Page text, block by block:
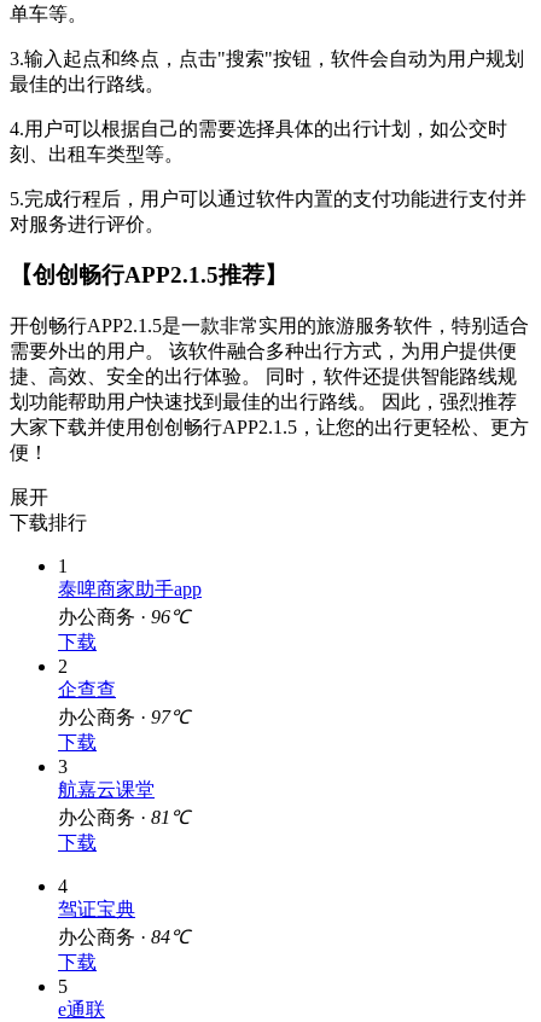
单车等。
3.输入起点和终点，点击"搜索"按钮，软件会自动为用户规划
最佳的出行路线。
4.用户可以根据自己的需要选择具体的出行计划，如公交时
刻、出租车类型等。
5.完成行程后，用户可以通过软件内置的支付功能进行支付并
对服务进行评价。
【创创畅行APP2.1.5推荐】
开创畅行APP2.1.5是一款非常实用的旅游服务软件，特别适合
需要外出的用户。 该软件融合多种出行方式，为用户提供便
捷、高效、安全的出行体验。 同时，软件还提供智能路线规
划功能帮助用户快速找到最佳的出行路线。 因此，强烈推荐
大家下载并使用创创畅行APP2.1.5，让您的出行更轻松、更方
便！
展开
下载排行
1
泰啤商家助手app
办公商务 · 96℃
下载
2
企查查
办公商务 · 97℃
下载
3
航嘉云课堂
办公商务 · 81℃
下载
4
驾证宝典
办公商务 · 84℃
下载
5
e通联